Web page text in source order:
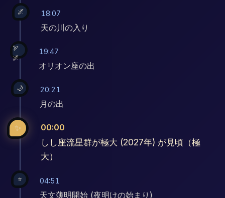
🌌 18:07
天の川の入り
🏹
🌌
19:47
オリオン座の出
🌙 20:21
月の出
✨ 00:00
しし座流星群が極大 (2027年) が見頃（極
大）
⭐ 04:51
天文薄明開始 (夜明けの始まり)